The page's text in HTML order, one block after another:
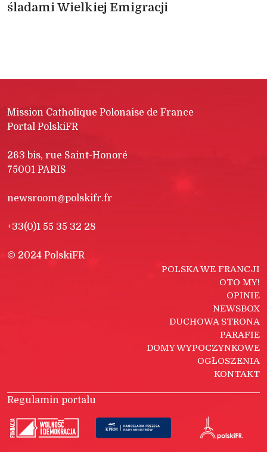
śladami Wielkiej Emigracji
Mission Catholique Polonaise de France
Portal PolskiFR
263 bis, rue Saint-Honoré
75001 PARIS
newsroom@polskifr.fr
+33(0)1 55 35 32 28
© 2024 PolskiFR
POLSKA WE FRANCJI
OTO MY!
OPINIE
NEWSBOX
DUCHOWA STRONA
PARAFIE
DOMY WYPOCZYNKOWE
OGŁOSZENIA
KONTAKT
Regulamin portalu